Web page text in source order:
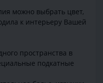
можно выбрать цвет,
к интерьеру Вашей
пространства в
подкатные